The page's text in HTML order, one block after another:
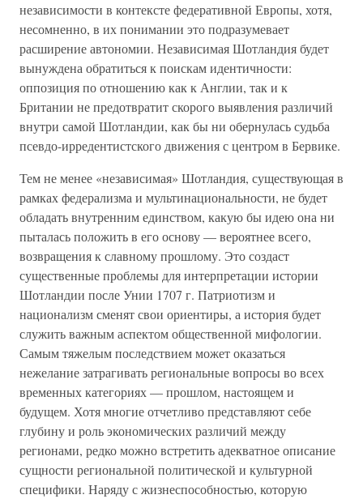
независимости в контексте федеративной Европы, хотя,
несомненно, в их понимании это подразумевает
расширение автономии. Независимая Шотландия будет
вынуждена обратиться к поискам идентичности:
оппозиция по отношению как к Англии, так и к
Британии не предотвратит скорого выявления различий
внутри самой Шотландии, как бы ни обернулась судьба
псевдо-ирредентистского движения с центром в Бервике.
Тем не менее «независимая» Шотландия, существующая в
рамках федерализма и мультинациональности, не будет
обладать внутренним единством, какую бы идею она ни
пыталась положить в его основу — вероятнее всего,
возвращения к славному прошлому. Это создаст
существенные проблемы для интерпретации истории
Шотландии после Унии 1707 г. Патриотизм и
национализм сменят свои ориентиры, а история будет
служить важным аспектом общественной мифологии.
Самым тяжелым последствием может оказаться
нежелание затрагивать региональные вопросы во всех
временных категориях — прошлом, настоящем и
будущем. Хотя многие отчетливо представляют себе
глубину и роль экономических различий между
регионами, редко можно встретить адекватное описание
сущности региональной политической и культурной
специфики. Наряду с жизнеспособностью, которую